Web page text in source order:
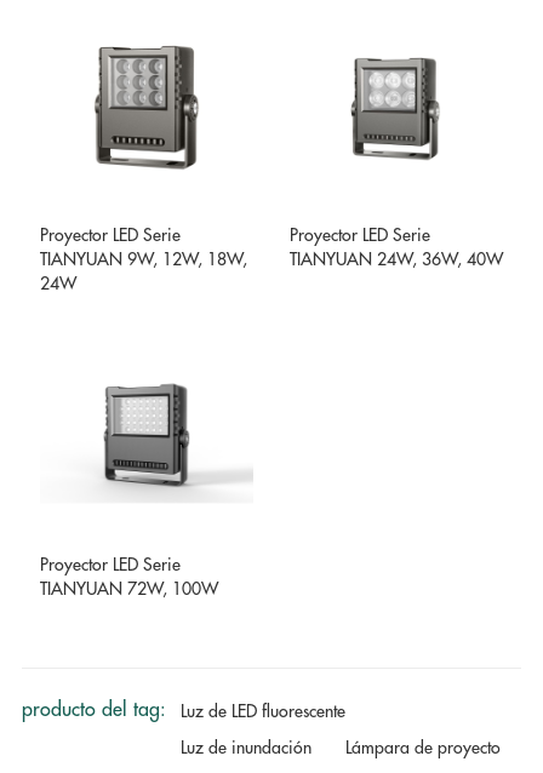
Proyector LED Serie
TIANYUAN 9W, 12W, 18W,
24W
Proyector LED Serie
TIANYUAN 24W, 36W, 40W
Proyector LED Serie
TIANYUAN 72W, 100W
producto del tag: Luz de LED fluorescente
Luz de inundación Lámpara de proyecto